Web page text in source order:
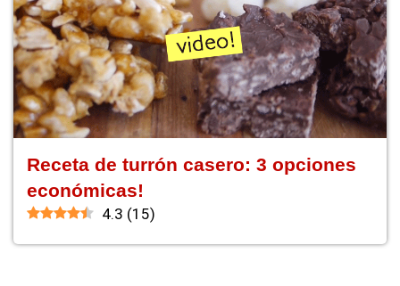
Receta de turrón casero: 3 opciones
económicas!
4.3 (15)